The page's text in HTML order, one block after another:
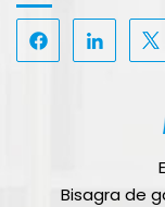
Bisagra de